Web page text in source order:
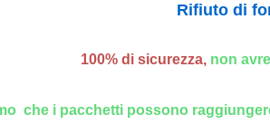
Rifiuto di
100% di sicurezza, non
che i pacchetti possono